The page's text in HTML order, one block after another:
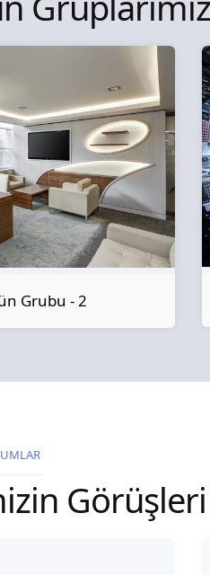
Grubu - 2
Görüşleri